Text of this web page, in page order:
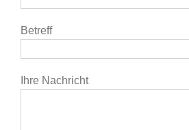
Betreff
Ihre Nachricht